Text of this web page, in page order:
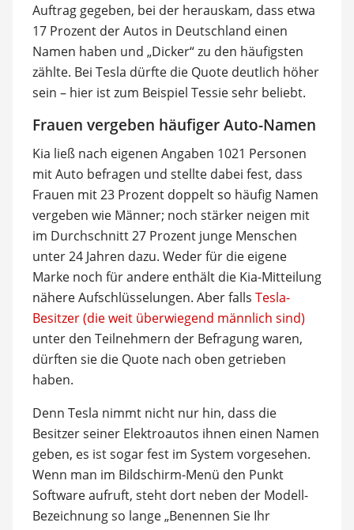
Auftrag gegeben, bei der herauskam, dass etwa
17 Prozent der Autos in Deutschland einen
Namen haben und „Dicker“ zu den häufigsten
zählte. Bei Tesla dürfte die Quote deutlich höher
sein – hier ist zum Beispiel Tessie sehr beliebt.
Frauen vergeben häufiger Auto-Namen
Kia ließ nach eigenen Angaben 1021 Personen
mit Auto befragen und stellte dabei fest, dass
Frauen mit 23 Prozent doppelt so häufig Namen
vergeben wie Männer; noch stärker neigen mit
im Durchschnitt 27 Prozent junge Menschen
unter 24 Jahren dazu. Weder für die eigene
Marke noch für andere enthält die Kia-Mitteilung
nähere Aufschlüsselungen. Aber falls Tesla-
Besitzer (die weit überwiegend männlich sind)
unter den Teilnehmern der Befragung waren,
dürften sie die Quote nach oben getrieben
haben.
Denn Tesla nimmt nicht nur hin, dass die
Besitzer seiner Elektroautos ihnen einen Namen
geben, es ist sogar fest im System vorgesehen.
Wenn man im Bildschirm-Menü den Punkt
Software aufruft, steht dort neben der Modell-
Bezeichnung so lange „Benennen Sie Ihr